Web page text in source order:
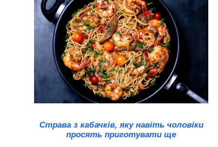
Страва з кабачків, яку навіть чоловіки
просять приготувати ще